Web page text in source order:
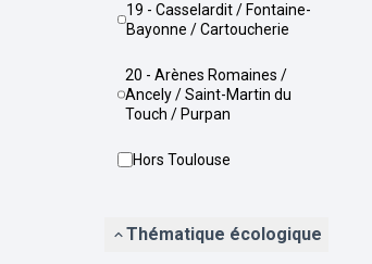
19 - Casselardit / Fontaine-
Bayonne / Cartoucherie
20 - Arènes Romaines /
Ancely / Saint-Martin du
Touch / Purpan
Hors Toulouse
Thématique écologique